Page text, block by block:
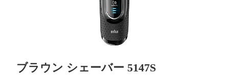
ブラウン シェーバー 5147S